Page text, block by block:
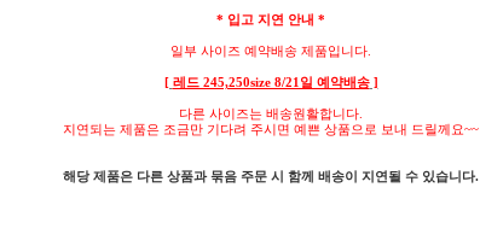
* 입고 지연 안내 *
일부 사이즈 예약배송 제품입니다.
[ 레드 245,250size 8/21일 예약배송]
다른 사이즈는 배송원활합니다.
지연되는 제품은 조금만 기다려 주시면 예쁜 상품으로 보내 드릴께요~~
해당 제품은 다른 상품과 묶음 주문 시 함께 배송이 지연될 수 있습니다.